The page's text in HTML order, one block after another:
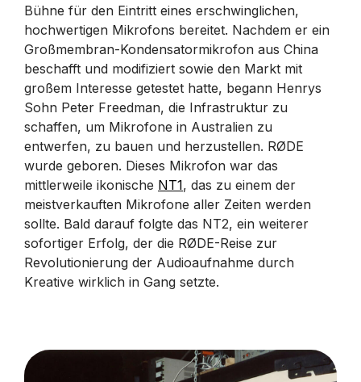
Bühne für den Eintritt eines erschwinglichen,
hochwertigen Mikrofons bereitet. Nachdem er ein
Großmembran-Kondensatormikrofon aus China
beschafft und modifiziert sowie den Markt mit
großem Interesse getestet hatte, begann Henrys
Sohn Peter Freedman, die Infrastruktur zu
schaffen, um Mikrofone in Australien zu
entwerfen, zu bauen und herzustellen. RØDE
wurde geboren. Dieses Mikrofon war das
mittlerweile ikonische NT1, das zu einem der
meistverkauften Mikrofone aller Zeiten werden
sollte. Bald darauf folgte das NT2, ein weiterer
sofortiger Erfolg, der die RØDE-Reise zur
Revolutionierung der Audioaufnahme durch
Kreative wirklich in Gang setzte.